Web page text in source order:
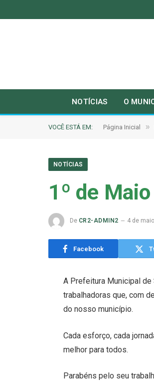
NOTÍCIAS O
VOCÊ ESTÁ EM: Página Inicial »
NOTÍCIAS
1º de
De CR2-ADMIN2 4 de
Facebook
A Prefeitura Municipal
trabalhadoras que, com
do nosso município.
Cada esforço, cada
melhor para todos.
Parabéns pelo seu